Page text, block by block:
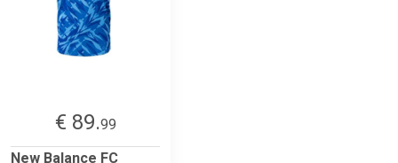
€ 89.99
New Balance FC